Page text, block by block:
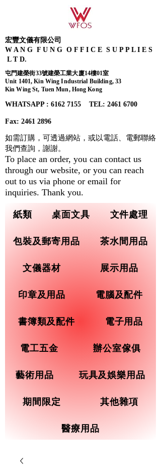
宏豐文儀有限公司
W A N G F U N G O F F I C E S U P P L I E S
L T D.
屯門建榮街33號建榮工業大廈14樓01室
Unit 1401, Kin Wing Industrial Building, 33
Kin Wing St, Tuen Mun, Hong Kong
WHATSAPP : 6162 7155​ TEL: 2461 6700
Fax: 2461 2896
紙類 桌面文具 文件處理
包裝及郵寄用品 茶水間用品
文儀器材 展示用品
印章及用品 電腦及配件
書簿類及配件 電子用品
電工五金 辦公室傢俱
藝術用品 玩具及娛樂用品
期間限定 其他雜項
醫療用品
如需訂購，可透過網站，或以電話、電郵聯絡
我們查詢， 謝謝。
To place an order, you can contact us
through our website, or you can reach
out to us via phone or email for
inquiries. Thank you.